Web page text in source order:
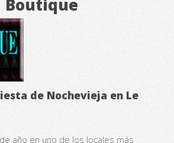
Boutique
de Nochevieja en Le
año en uno de los locales más